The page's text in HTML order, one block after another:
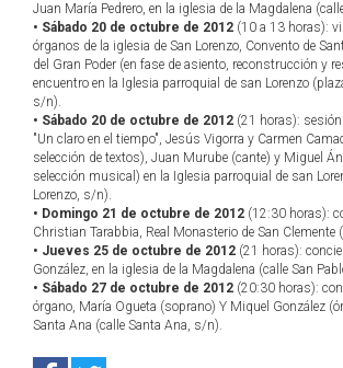
Juan María Pedrero, en la iglesia de la Magdalena
• Sábado 20 de octubre de 2012 (10 a 13 horas):
órganos de la iglesia de San Lorenzo, Convento de
del Gran Poder (en fase de asiento, reconstrucción y
encuentro en la Iglesia parroquial de san Lorenzo
s/n).
• Sábado 20 de octubre de 2012 (21 horas):
"Un claro en el tiempo", Jesús Vigorra y Carmen
selección de textos), Juan Murube (cante) y Miguel
selección musical) en la Iglesia parroquial de san
Lorenzo, s/n).
• Domingo 21 de octubre de 2012 (12:30 horas):
Christian Tarabbia, Real Monasterio de San Clemente
• Jueves 25 de octubre de 2012 (21 horas):
González, en la iglesia de la Magdalena (calle San
• Sábado 27 de octubre de 2012 (20:30 horas):
órgano, María Ogueta (soprano) Y Miquel González
Santa Ana (calle Santa Ana, s/n).